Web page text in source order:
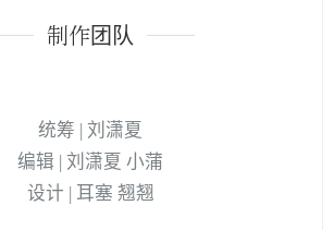
制作团队
统筹 | 刘潇夏
编辑 | 刘潇夏 小蒲
设计 | 耳塞 翘翘